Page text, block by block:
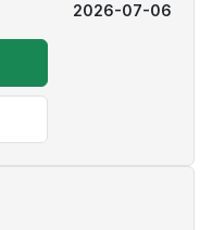
2026-07-06